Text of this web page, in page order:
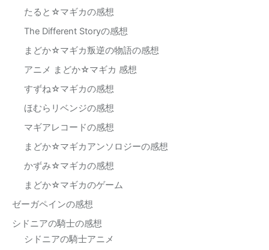
たると☆マギカの感想
The Different Storyの感想
まどか☆マギカ叛逆の物語の感想
アニメ まどか☆マギカ 感想
すずね☆マギカの感想
ほむらリベンジの感想
マギアレコードの感想
まどか☆マギカアンソロジーの感想
かずみ☆マギカの感想
まどか☆マギカのゲーム
ゼーガペインの感想
シドニアの騎士の感想
シドニアの騎士アニメ